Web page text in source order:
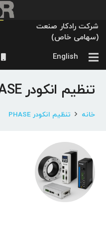
شرکت رادکار صنعت
(سهامی خاص)
English
تنظیم انکودر PHASE
خانه تنظیم انکودر PHASE